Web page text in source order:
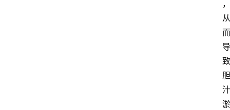
，
从
而
导
致
胆
汁
淤